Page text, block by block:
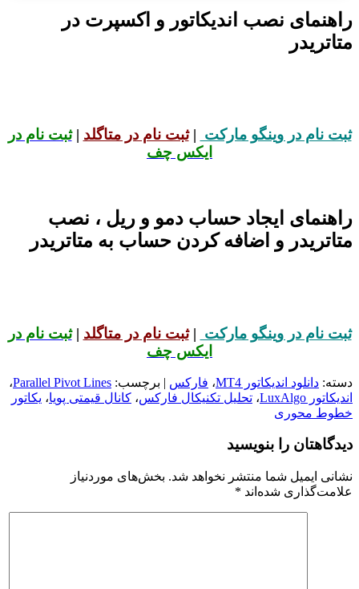
راهنمای نصب اندیکاتور و اکسپرت در
متاتریدر
ثبت نام در وینگو مارکت |ثبت نام در متاگلد |ثبت نام در
ایکس چف
راهنمای ایجاد حساب دمو و ریل ، نصب
متاتریدر و اضافه کردن حساب به متاتریدر
ثبت نام در وینگو مارکت |ثبت نام در متاگلد |ثبت نام در
ایکس چف
دسته: دانلود اندیکاتور MT4 ، فارکس | برچسب: Parallel Pivot Lines،
اندیکاتور LuxAlgo
، تحلیل تکنیکال فارکس، کانال قیمتی پویا، یکاتور
خطوط محوری
دیدگاهتان را بنویسید
نشانی ایمیل شما منتشر نخواهد شد. بخش‌های موردنیاز
علامت‌گذاری شده‌اند *